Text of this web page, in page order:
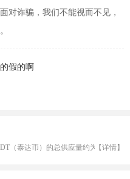
对诈骗，我们不能视而不见，
假的啊
（泰达币）的总供应量约为1...【详情】